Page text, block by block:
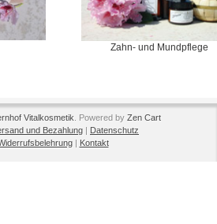
Zahn- und Mundpflege
Vitalkosmetik . Powered by Zen Cart
und Bezahlung | Datenschutz
| Kontakt